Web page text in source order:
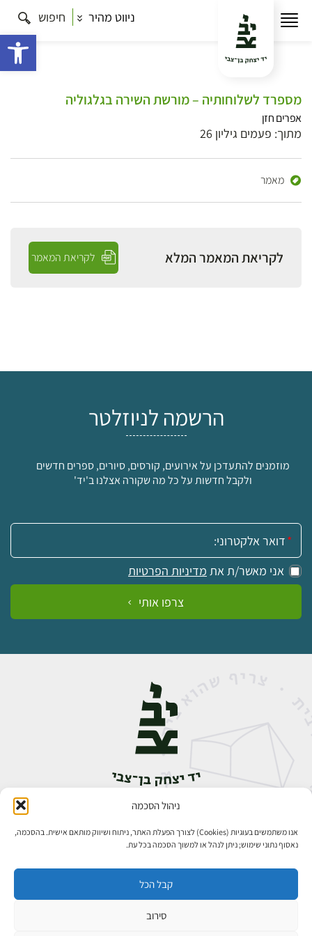
ניהול הסכמה
אנו משתמשים בעוגיות (Cookies) לצורך הפעלת האתר, ניתוח ושיווק מותאם אישית. בהסכמה,
נאסוף נתוני שימוש; ניתן לנהל או למשוך הסכמה בכל עת.
קבל הכל
סירוב
ניווט מהיר חיפוש
מספרד לשלוחותיה – מורשת השירה בגלגוליה
אפרים חזן
מתוך: פעמים גיליון 26
מאמר
לקריאת המאמר המלא לקריאת המאמר
הרשמה לניוזלטר
מוזמנים להתעדכן על אירועים, קורסים, סיורים, ספרים חדשים
ולקבל חדשות על כל מה שקורה אצלנו ב'יד'
אימייל:
אני מאשר/ת את מדיניות הפרטיות
צרפו אותי
אבן גבירול 14, רחביה, ירושלים